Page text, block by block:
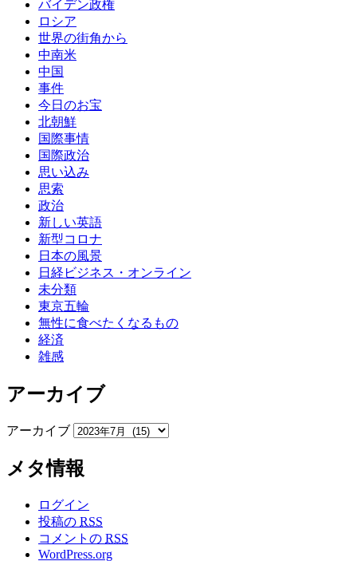
バイデン政権
ロシア
世界の街角から
中南米
中国
事件
今日のお宝
北朝鮮
国際事情
国際政治
思い込み
思索
政治
新しい英語
新型コロナ
日本の風景
日経ビジネス・オンライン
未分類
東京五輪
無性に食べたくなるもの
経済
雑感
アーカイブ
アーカイブ
メタ情報
ログイン
投稿の RSS
コメントの RSS
WordPress.org